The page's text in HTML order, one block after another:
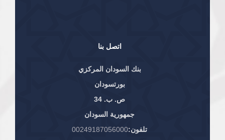
اتصل بنا
بنك السودان المركزي
بورتسودان
ص. ب. 34
جمهورية السودان
تلفون:00249187056000